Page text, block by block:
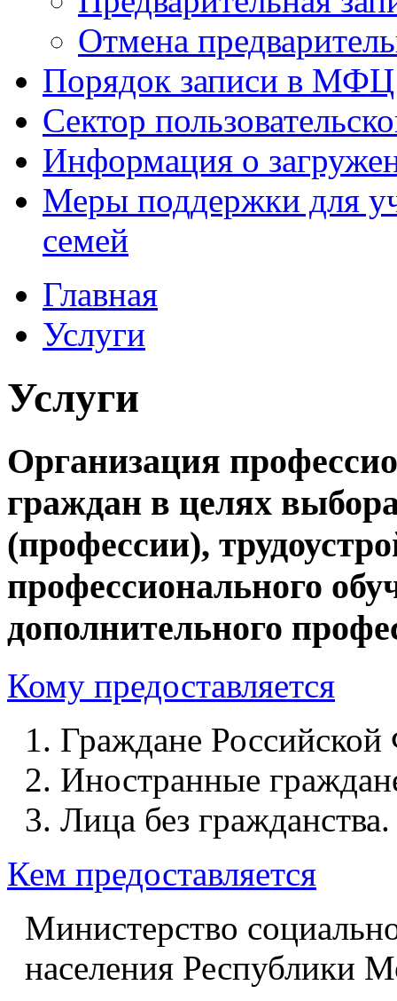
Отмена
Порядок записи в МФЦ
Сектор
Информация о
Меры поддержки для
семей
Главная
Услуги
Услуги
Организация
граждан в целях
(профессии),
профессионального
дополнительного
Кому предоставляется
Граждане
Иностранные
Лица без гражданства.
Кем предоставляется
Министерство
населения Республики